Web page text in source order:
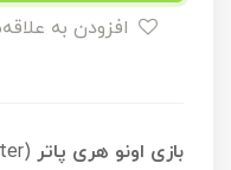
بازی اونو هری پاتر